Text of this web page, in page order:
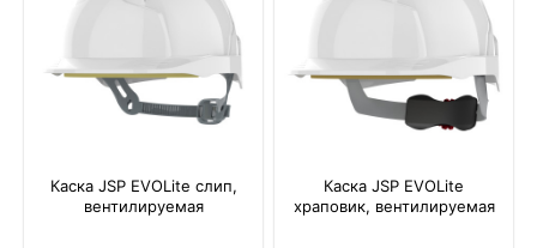
Каска JSP EVOLite слип,
вентилируемая
Каска JSP EVOLite
храповик, вентилируемая